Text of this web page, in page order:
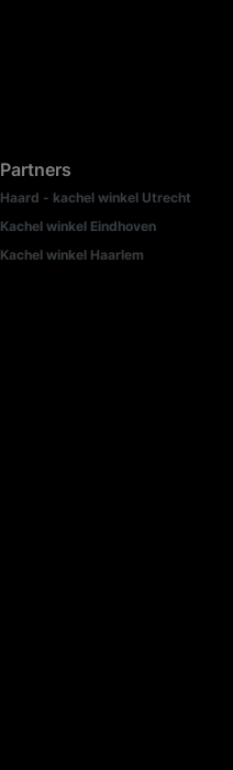
Partners
Haard - kachel winkel Utrecht
Kachel winkel Eindhoven
Kachel winkel Haarlem